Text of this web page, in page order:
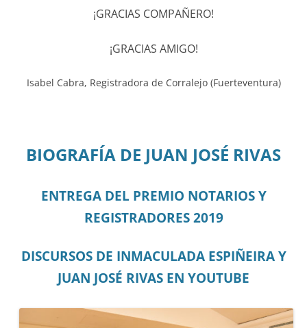
¡GRACIAS COMPAÑERO!
¡GRACIAS AMIGO!
Isabel Cabra, Registradora de Corralejo (Fuerteventura)
BIOGRAFÍA DE JUAN JOSÉ RIVAS
ENTREGA DEL PREMIO NOTARIOS Y
REGISTRADORES 2019
DISCURSOS DE INMACULADA ESPIÑEIRA Y
JUAN JOSÉ RIVAS EN YOUTUBE